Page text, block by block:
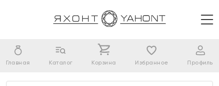
Главная Каталог Корзина Избранное Профиль